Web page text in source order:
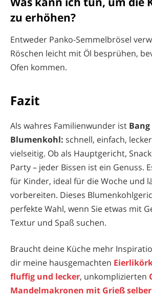
zu erhöhen?
Entweder Panko-Semmelbrösel
Röschen leicht mit Öl besprühen,
Ofen kommen.
Fazit
Als wahres Familienwunder ist
Blumenkohl: schnell, einfach,
vielseitig. Ob als Hauptgericht,
Party – jeder Bissen ist ein Genuss.
für Kinder, ideal für die Woche und
vorbereiten. Dieses
perfekte Wahl, wenn Sie etwas mit
Textur und Spaß suchen.
Braucht deine Küche mehr
dir meine hausgemachten
fluffig und lecker, unkomplizierten
Mandelmakronen mit Grieß